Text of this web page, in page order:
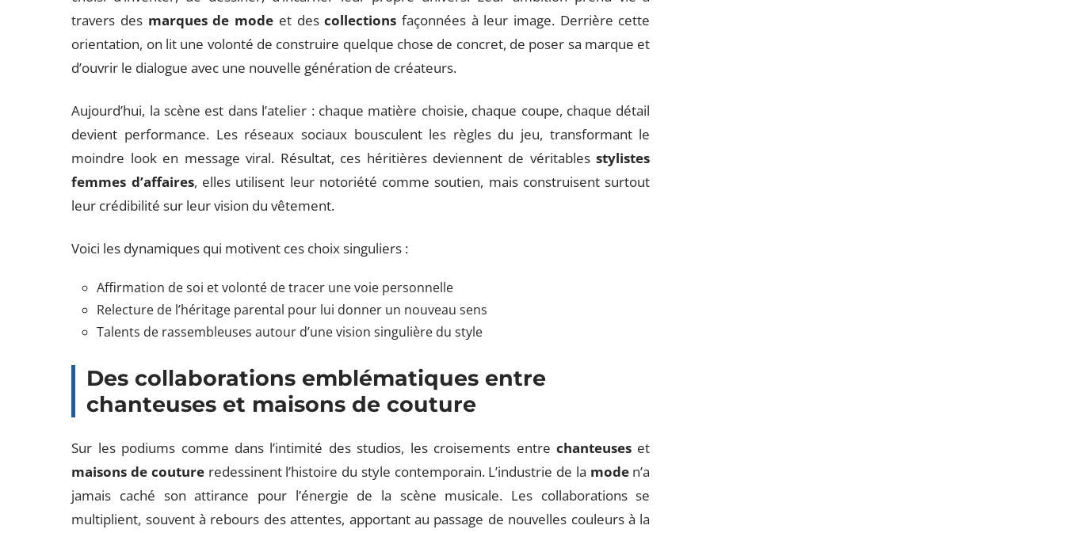
travers des marques de mode et descollections façonnées à leur image. Derrière cette
orientation, on lit une volonté de construire quelque chose de concret, de poser sa marque et
d’ouvrir le dialogue avec une nouvelle génération de créateurs.
Aujourd’hui, la scène est dans l’atelier : chaque matière choisie, chaque coupe, chaque détail
devient performance. Les réseaux sociaux bousculent les règles du jeu, transformant le
moindre look en message viral. Résultat, ces héritières deviennent de véritablesstylistes
femmes d’affaires, elles utilisent leur notoriété comme soutien, mais construisent surtout
leur crédibilité sur leur vision du vêtement.
Voici les dynamiques qui motivent ces choix singuliers :
Affirmation de soi et volonté de tracer une voie personnelle
Relecture de l’héritage parental pour lui donner un nouveau sens
Talents de rassembleuses autour d’une vision singulière du style
Des collaborations emblématiques entre
chanteuses et maisons de couture
Sur les podiums comme dans l’intimité des studios, les croisements entre chanteuseset
maisons de coutureredessinent l’histoire du style contemporain. L’industrie de la moden’a
jamais caché son attirance pour l’énergie de la scène musicale. Les collaborations se
multiplient, souvent à rebours des attentes, apportant au passage de nouvelles couleurs à la